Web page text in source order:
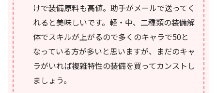
けで装備原料も高値。助手がメールで送ってく
れると美味しいです。軽・中、二種類の装備解
体でスキルが上がるので多くのキャラで50と
なっている方が多いと思いますが、まだのキャ
ラがいれば複雑特性の装備を買ってカンストし
ましょう。